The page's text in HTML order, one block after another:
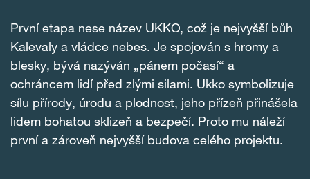
První etapa nese název UKKO, což je nejvyšší bůh
Kalevaly a vládce nebes. Je spojován s hromy a
blesky, bývá nazýván „pánem počasí“ a
ochráncem lidí před zlými silami. Ukko symbolizuje
sílu přírody, úrodu a plodnost, jeho přízeň přinášela
lidem bohatou sklizeň a bezpečí. Proto mu náleží
první a zároveň nejvyšší budova celého projektu.